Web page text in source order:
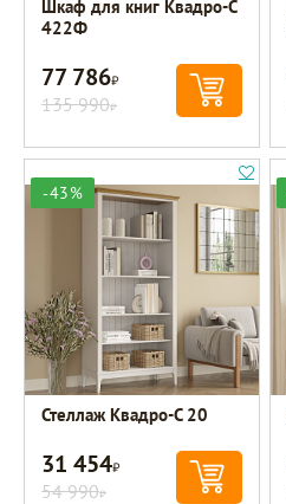
Шкаф для книг Квадро-С
422Ф
77 786Р
135 990Р
-43%
Стеллаж Квадро-С 20
31 454Р
54 990Р